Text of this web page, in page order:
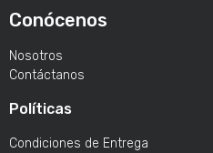
Conócenos
Nosotros
Contáctanos
Políticas
Condiciones de Entrega